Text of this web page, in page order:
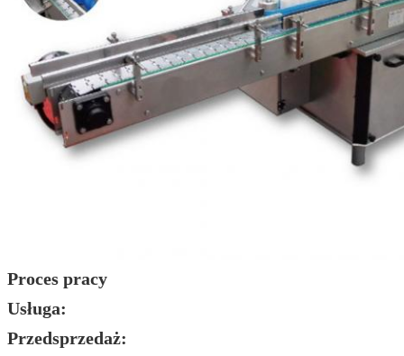
Proces pracy
Usługa:
Przedsprzedaż: